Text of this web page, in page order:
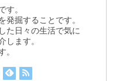
す。
発掘することです。
た日々の生活で気に
します。
。